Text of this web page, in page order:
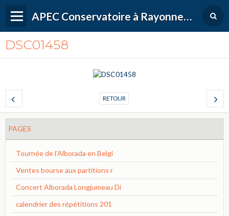
APEC Conservatoire à Rayonnement Régional de Versailles Grand Parc
DSC01458
RETOUR
PAGES
Tournée de l'Alborada en Belgi
Ventes bourse aux partitions r
Concert Alborada Longjumeau Di
calendrier des répétitions 201